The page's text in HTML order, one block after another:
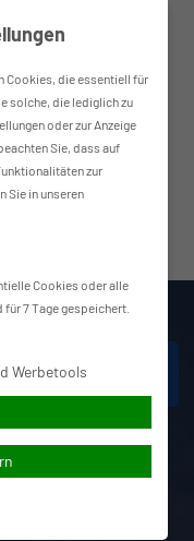
zur Übersicht
Cookies, die essentiell für
solche, die lediglich zu
oder zur Anzeige
Sie, dass auf
zur
Sie in unseren
Cookies oder alle
7 Tage gespeichert.
Werbetools